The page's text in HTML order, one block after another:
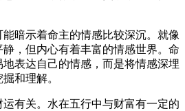
暗示着命主的情感比较深沉。就像
，但内心有着丰富的情感世界。命
表达自己的情感，而是将情感深埋
和理解。
有关。水在五行中与财富有一定的